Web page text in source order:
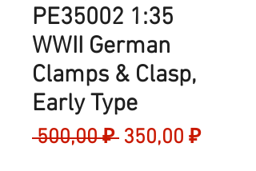
PE35002 1:35
WWII German
Clamps & Clasp,
Early Type
500,00 ₽ Обычная
350,00 ₽